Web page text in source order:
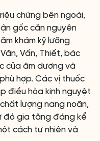
chứng bên ngoài,
gốc căn nguyên
khám kỹ lưỡng
Vấn, Thiết, bác
của âm dương và
hợp. Các vị thuốc
điều hòa kinh nguyệt
lượng nang noãn,
đó gia tăng đáng kể
cách tự nhiên và